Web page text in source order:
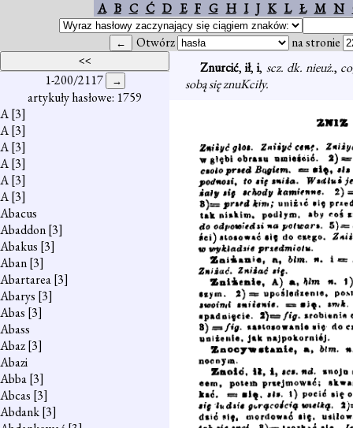
A B C Ć D E F G H I J K L Ł M N
Otwórz na stronie
1-200/2117
artykuły hasłowe: 1759
A[3]
A[3]
A[3]
A[3]
A[3]
A[3]
Abacus
Abaddon[3]
Abakus [3]
Aban[3]
Abartarea[3]
Abarys [3]
Abas [3]
Abass
Abaz[3]
Abazi
Abba[3]
Abcas [3]
Abdank[3]
Znurcić,ił,i, scz. dk. nieuż.,
sobą się znuKciły.